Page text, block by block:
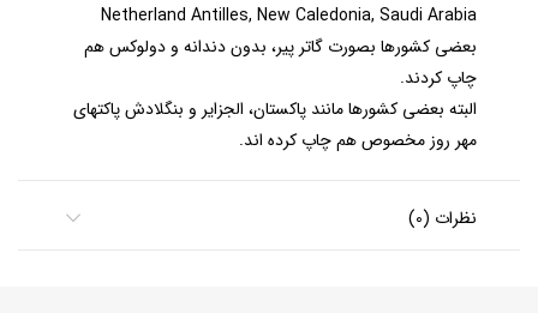
Netherland Antilles, New Caledonia, Saudi Arabia
بعضی کشورها بصورت گاتر پیر، بدون دندانه و دولوکس هم
چاپ کردند.
البته بعضی کشورها مانند پاکستان، الجزایر و بنگلادش پاکتهای
مهر روز مخصوص هم چاپ کرده اند.
نظرات (0)